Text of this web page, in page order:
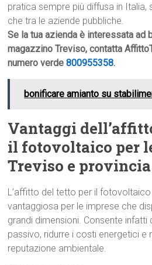
pratica sempre più diffusa in Italia,
che tra le aziende pubbliche.
Se la tua azienda è interessata ad
magazzino Treviso, contatta
numero verde800955358.
bonificare amianto su
Vantaggi
il fotovoltaico per
Treviso e provincia
L’affitto del tetto per il
vantaggiosa per le imprese che
grandi dimensioni. Consente infatti
passivo, ridurre i costi energetici e
reputazione ambientale.